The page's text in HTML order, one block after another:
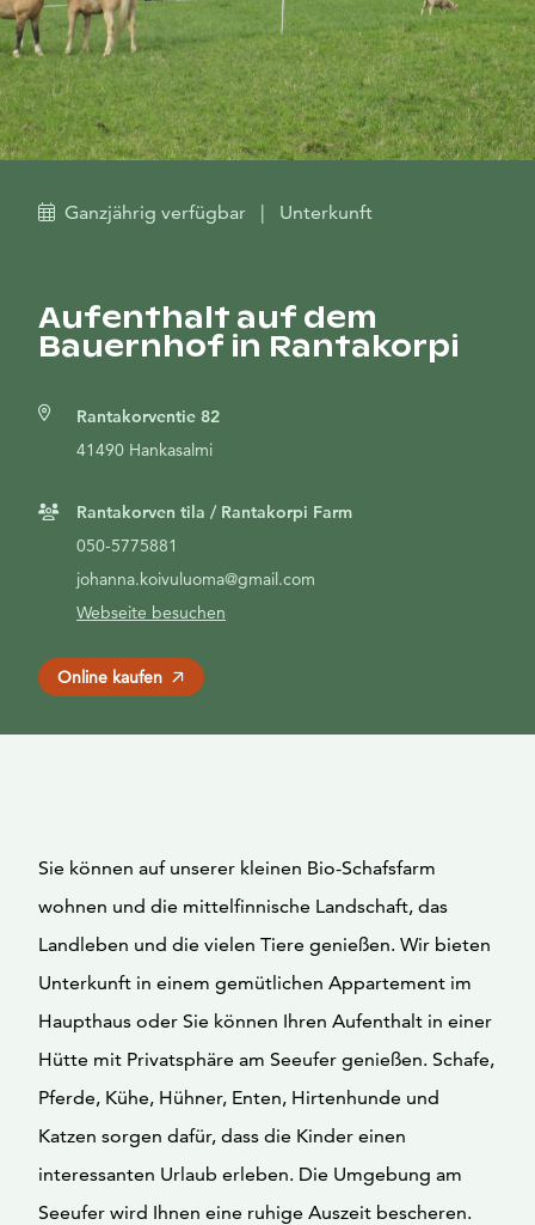
Ganzjährig verfügbar | Unterkunft
Aufenthalt auf dem
Bauernhof in Rantakorpi
Rantakorventie 82
41490 Hankasalmi
Rantakorven tila / Rantakorpi Farm
050-5775881
johanna.koivuluoma@gmail.com
Webseite besuchen
Online kaufen
Sie können auf unserer kleinen Bio-Schafsfarm
wohnen und die mittelfinnische Landschaft, das
Landleben und die vielen Tiere genießen. Wir bieten
Unterkunft in einem gemütlichen Appartement im
Haupthaus oder Sie können Ihren Aufenthalt in einer
Hütte mit Privatsphäre am Seeufer genießen. Schafe,
Pferde, Kühe, Hühner, Enten, Hirtenhunde und
Katzen sorgen dafür, dass die Kinder einen
interessanten Urlaub erleben. Die Umgebung am
Seeufer wird Ihnen eine ruhige Auszeit bescheren.